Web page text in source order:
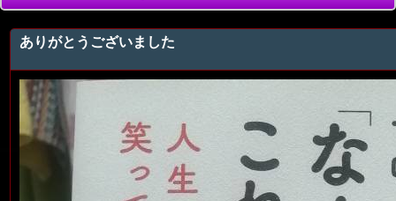
ありがとうございました